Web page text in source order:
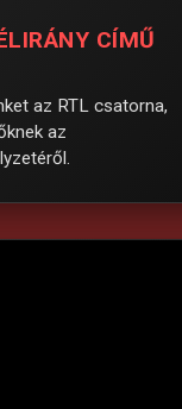
CÍMŰ
az RTL csatorna,
az